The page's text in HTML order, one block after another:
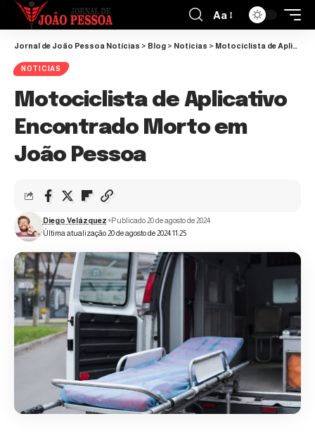
Aa
Jornal de João Pessoa Notícias > Blog > Noticias > Motociclista de Aplicativo Encontrado Morto em João Pessoa
NOTICIAS
Motociclista de Aplicativo
Encontrado Morto em
João Pessoa
Última atualização 20 de agosto de 2024 11:25
Diego Velázquez Publicado 20 de agosto de 2024